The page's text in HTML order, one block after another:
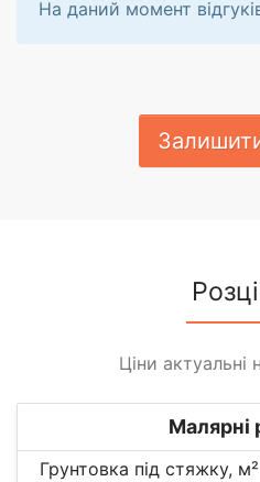
На даний момент
Ціни
Малярні
Грунтовка під стяжку, м²